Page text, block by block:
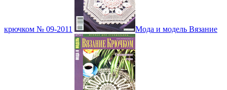
крючком № 09-2011 Мода и модель Вязание